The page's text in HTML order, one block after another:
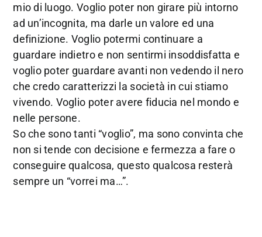
mio di luogo. Voglio poter non girare più intorno
ad un’incognita, ma darle un valore ed una
definizione. Voglio potermi continuare a
guardare indietro e non sentirmi insoddisfatta e
voglio poter guardare avanti non vedendo il nero
che credo caratterizzi la società in cui stiamo
vivendo. Voglio poter avere fiducia nel mondo e
nelle persone.
So che sono tanti “voglio”, ma sono convinta che
non si tende con decisione e fermezza a fare o
conseguire qualcosa, questo qualcosa resterà
sempre un “vorrei ma…”.